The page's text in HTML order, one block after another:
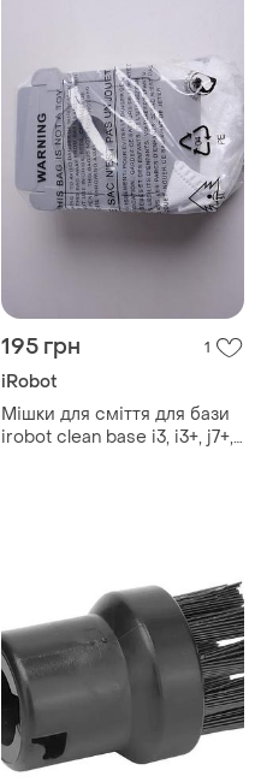
195 грн 1
iRobot
Мішки для сміття для бази
irobot clean base i3, i3+, j7+,